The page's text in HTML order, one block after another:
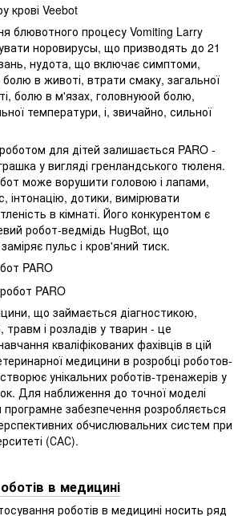
блювотного процесу Vomiting Larry
норовирусы, що призводять до 21
нудота, що включає симптоми,
болю в животі, втрати смаку, загальної
болю в м'язах, головнуюой болю,
температури, і, звичайно, сильної
для дітей залишається PARO -
у вигляді гренландського тюленя.
може ворушити головою і лапами,
інтонацію, дотики, вимірювати
в кімнаті. Його конкурентом є
робот-ведмідь HugBot, що
пульс і кров'яний тиск.
PARO
що займається діагностикою,
травм і розладів у тварин - це
кваліфікованих фахівців в цій
медицини в розробці роботов-
унікальних роботів-тренажерів у
Для наближення до точної моделі
програмне забезпечення розробляється
обчислювальних систем при
(САС).
в медицині
роботів в медицині носить ряд